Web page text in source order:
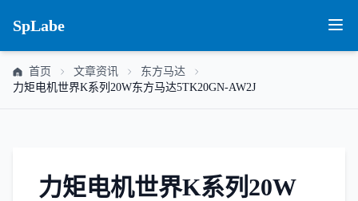
SpLabe
首页 文章资讯
东方马达
力矩电机世界K系列20W东方马达5TK20GN-AW2J
力矩电机世界K系列20W